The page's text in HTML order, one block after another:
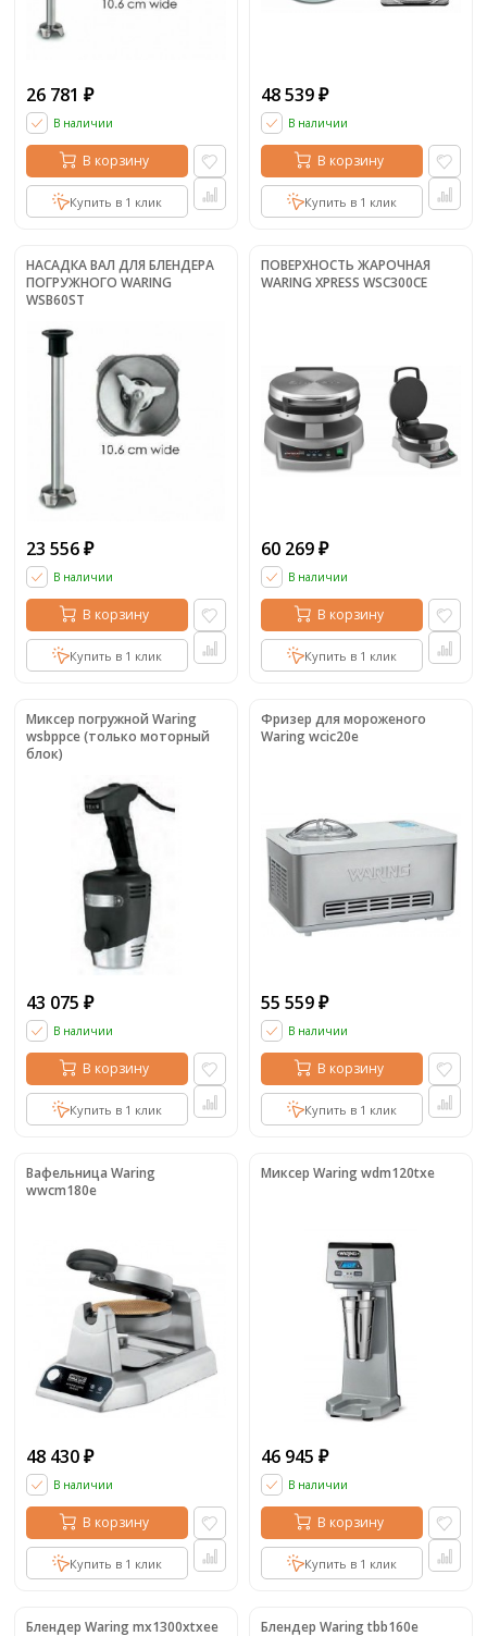
26 781 ₽
В наличии
В корзину
Купить в 1 клик
48 539 ₽
В наличии
В корзину
Купить в 1 клик
НАСАДКА ВАЛ ДЛЯ БЛЕНДЕРА
ПОГРУЖНОГО WARING
WSB60ST
23 556 ₽
В наличии
В корзину
Купить в 1 клик
ПОВЕРХНОСТЬ ЖАРОЧНАЯ
WARING XPRESS WSC300CE
60 269 ₽
В наличии
В корзину
Купить в 1 клик
Миксер погружной Waring
wsbppce (только моторный
блок)
43 075 ₽
В наличии
В корзину
Купить в 1 клик
Фризер для мороженого
Waring wcic20e
55 559 ₽
В наличии
В корзину
Купить в 1 клик
Вафельница Waring
wwcm180e
48 430 ₽
В наличии
В корзину
Купить в 1 клик
Миксер Waring wdm120txe
46 945 ₽
В наличии
В корзину
Купить в 1 клик
Блендер Waring mx1300xtxee Блендер Waring tbb160e